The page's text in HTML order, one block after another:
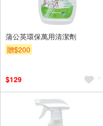
蒲公英環保萬用清潔劑
贈$200
$129